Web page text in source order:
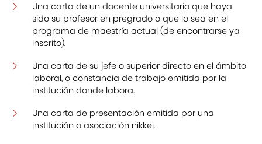
Una carta de un docente universitario que haya
sido su profesor en pregrado o que lo sea en el
programa de maestría actual (de encontrarse ya
inscrito).
Una carta de su jefe o superior directo en el ámbito
laboral, o constancia de trabajo emitida por la
institución donde labora.
Una carta de presentación emitida por una
institución o asociación nikkei.